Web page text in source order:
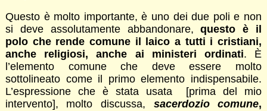
Questo è molto importante, è uno dei due poli e non
si deve assolutamente abbandonare,questo è il
polo che rende comune il laico a tutti i cristiani,
anche religiosi, anche ai ministeri ordinati. È
l’elemento comune che deve essere molto
sottolineato come il primo elemento indispensabile.
L’espressione che è stata usata [prima del mio
intervento], molto discussa, sacerdozio comune,